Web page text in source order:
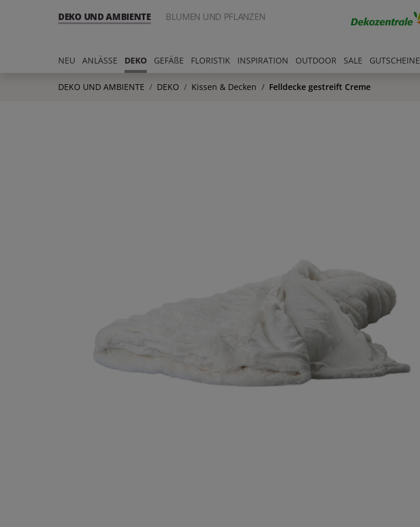
DEKO UND AMBIENTE BLUMEN UND PFLANZEN
NEU ANLÄSSE DEKO GEFÄßE FLORISTIK INSPIRATION OUTDOOR SALE GUTSCHEINE
DEKO UND AMBIENTE DEKO Kissen & Decken Felldecke gestreift Creme